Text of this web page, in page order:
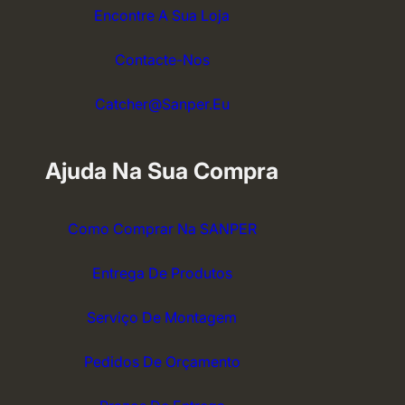
Encontre A Sua Loja
Contacte-Nos
Catcher@sanper.eu
Ajuda Na Sua Compra
Como Comprar Na SANPER
Entrega De Produtos
Serviço De Montagem
Pedidos De Orçamento